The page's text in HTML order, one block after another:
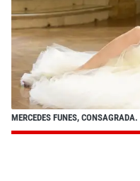
MERCEDES FUNES, CONSAGRADA.